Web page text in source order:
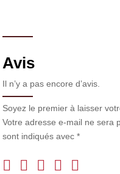
Avis
Il n’y a pas encore d’avis.
Soyez le premier à laisser
Votre adresse e-mail ne sera
sont indiqués avec*